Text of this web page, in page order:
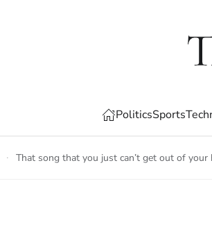
PoliticsSports
That song that you just can’t get out of your